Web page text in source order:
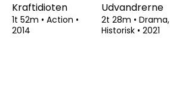
Kraftidioten
1t 52m • Action •
2014
Udvandrerne
2t 28m • Drama,
Historisk • 2021